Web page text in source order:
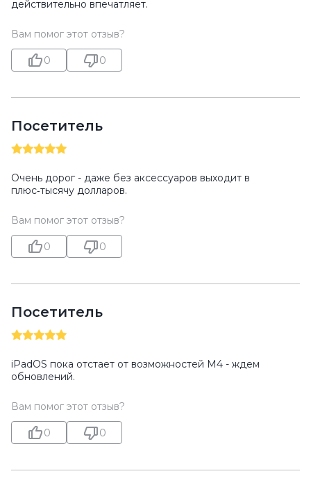
действительно впечатляет.
Вам помог этот отзыв?
0 0
Посетитель
Очень дорог - даже без аксессуаров выходит в
плюс‑тысячу долларов.
Вам помог этот отзыв?
0 0
Посетитель
iPadOS пока отстает от возможностей M4 - ждем
обновлений.
Вам помог этот отзыв?
0 0